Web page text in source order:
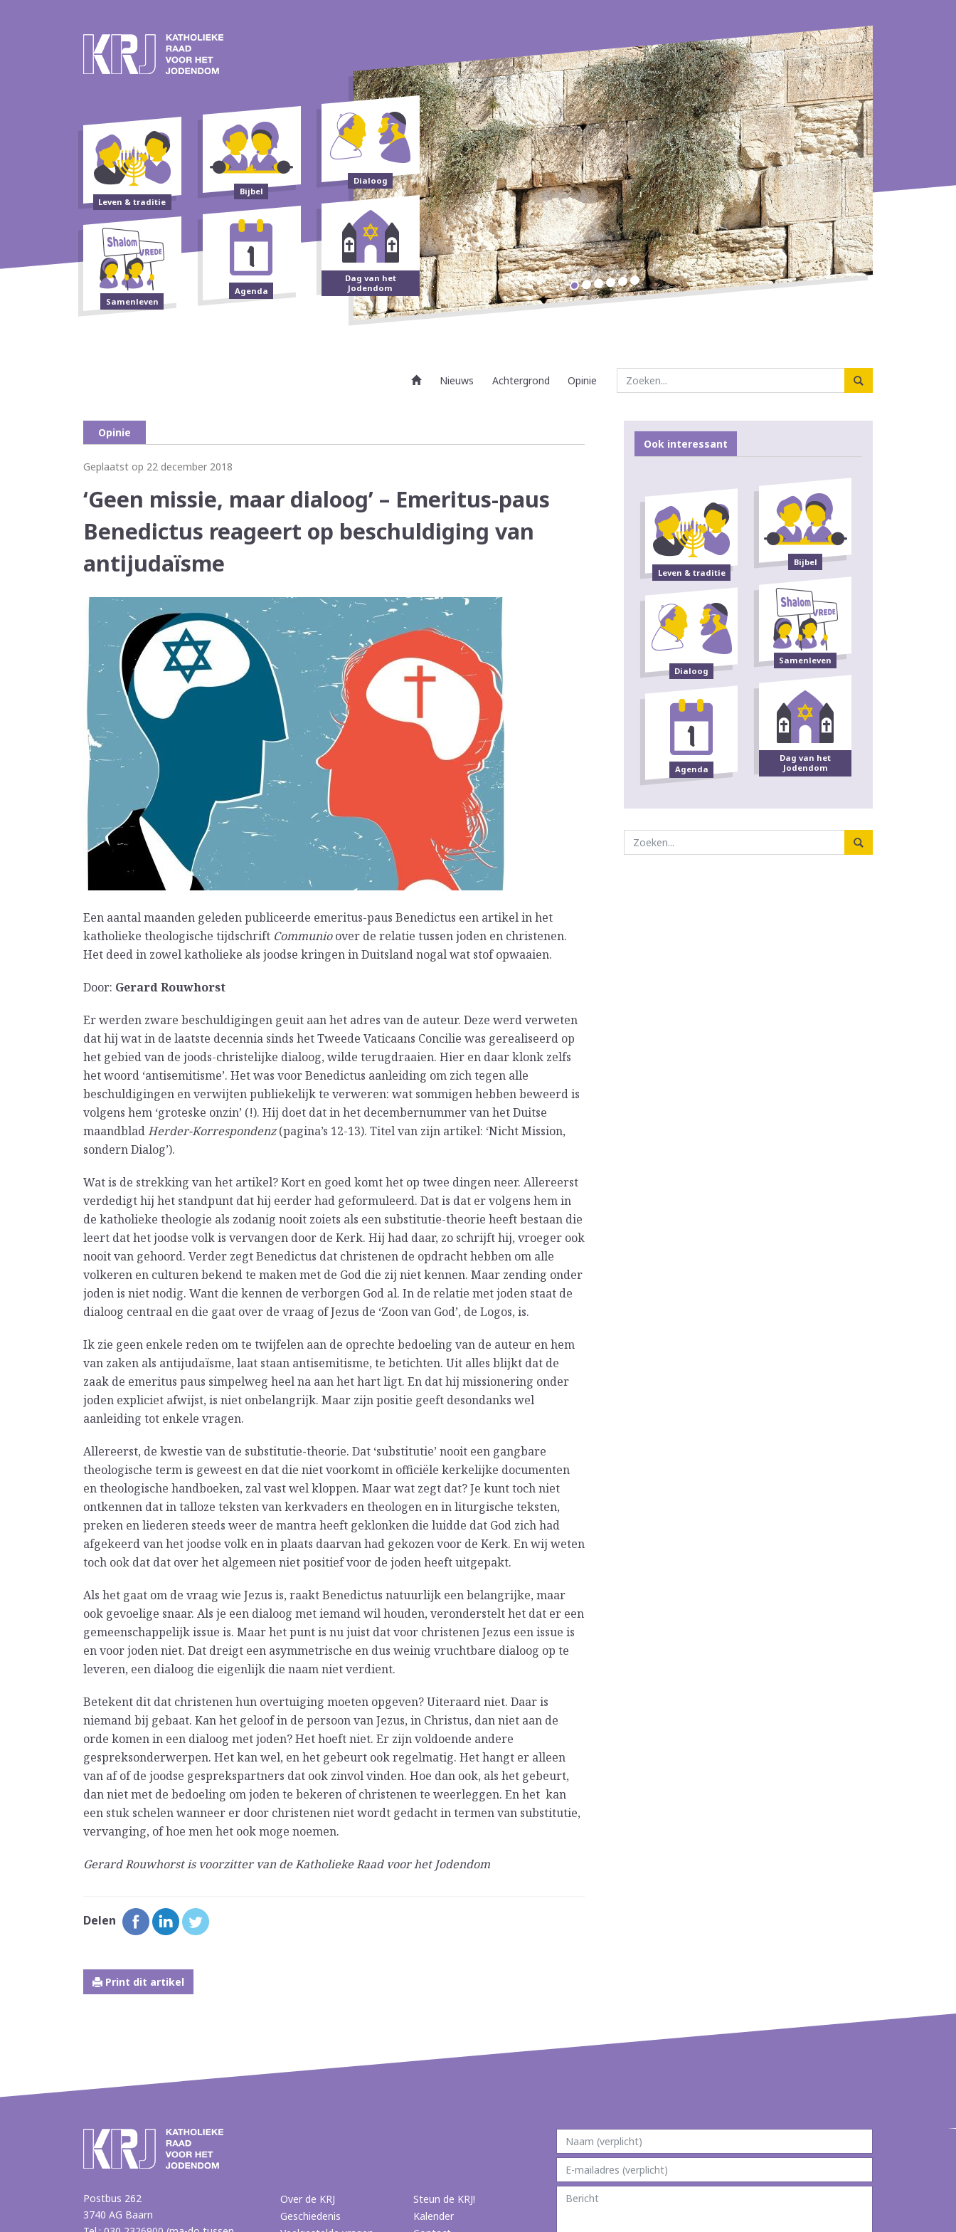
Leven & traditie
Bijbel
Dialoog
Samenleven
Agenda
Dag van het
Jodendom
Nieuws Achtergrond Opinie
Opinie
Geplaatst op 22 december 2018
‘Geen missie, maar dialoog’ – Emeritus-paus
Benedictus reageert op beschuldiging van
antijudaïsme
Een aantal maanden geleden publiceerde emeritus-paus Benedictus een artikel in het
katholieke theologische tijdschrift Communioover de relatie tussen joden en christenen.
Het deed in zowel katholieke als joodse kringen in Duitsland nogal wat stof opwaaien.
Door: Gerard Rouwhorst
Er werden zware beschuldigingen geuit aan het adres van de auteur. Deze werd verweten
dat hij wat in de laatste decennia sinds het Tweede Vaticaans Concilie was gerealiseerd op
het gebied van de joods-christelijke dialoog, wilde terugdraaien. Hier en daar klonk zelfs
het woord ‘antisemitisme’. Het was voor Benedictus aanleiding om zich tegen alle
beschuldigingen en verwijten publiekelijk te verweren: wat sommigen hebben beweerd is
volgens hem ‘groteske onzin’ (!). Hij doet dat in het decembernummer van het Duitse
maandbladHerder-Korrespondenz(pagina’s 12-13). Titel van zijn artikel: ‘Nicht Mission,
sondern Dialog’).
Wat is de strekking van het artikel? Kort en goed komt het op twee dingen neer. Allereerst
verdedigt hij het standpunt dat hij eerder had geformuleerd. Dat is dat er volgens hem in
de katholieke theologie als zodanig nooit zoiets als een substitutie-theorie heeft bestaan die
leert dat het joodse volk is vervangen door de Kerk. Hij had daar, zo schrijft hij, vroeger ook
nooit van gehoord. Verder zegt Benedictus dat christenen de opdracht hebben om alle
volkeren en culturen bekend te maken met de God die zij niet kennen. Maar zending onder
joden is niet nodig. Want die kennen de verborgen God al. In de relatie met joden staat de
dialoog centraal en die gaat over de vraag of Jezus de ‘Zoon van God’, de Logos, is.
Ik zie geen enkele reden om te twijfelen aan de oprechte bedoeling van de auteur en hem
van zaken als antijudaïsme, laat staan antisemitisme, te betichten. Uit alles blijkt dat de
zaak de emeritus paus simpelweg heel na aan het hart ligt. En dat hij missionering onder
joden expliciet afwijst, is niet onbelangrijk. Maar zijn positie geeft desondanks wel
aanleiding tot enkele vragen.
Allereerst, de kwestie van de substitutie-theorie. Dat ‘substitutie’ nooit een gangbare
theologische term is geweest en dat die niet voorkomt in officiële kerkelijke documenten
en theologische handboeken, zal vast wel kloppen. Maar wat zegt dat? Je kunt toch niet
ontkennen dat in talloze teksten van kerkvaders en theologen en in liturgische teksten,
preken en liederen steeds weer de mantra heeft geklonken die luidde dat God zich had
afgekeerd van het joodse volk en in plaats daarvan had gekozen voor de Kerk. En wij weten
toch ook dat dat over het algemeen niet positief voor de joden heeft uitgepakt.
Als het gaat om de vraag wie Jezus is, raakt Benedictus natuurlijk een belangrijke, maar
ook gevoelige snaar. Als je een dialoog met iemand wil houden, veronderstelt het dat er een
gemeenschappelijk issue is. Maar het punt is nu juist dat voor christenen Jezus een issue is
en voor joden niet. Dat dreigt een asymmetrische en dus weinig vruchtbare dialoog op te
leveren, een dialoog die eigenlijk die naam niet verdient.
Betekent dit dat christenen hun overtuiging moeten opgeven? Uiteraard niet. Daar is
niemand bij gebaat. Kan het geloof in de persoon van Jezus, in Christus, dan niet aan de
orde komen in een dialoog met joden? Het hoeft niet. Er zijn voldoende andere
gespreksonderwerpen. Het kan wel, en het gebeurt ook regelmatig. Het hangt er alleen
van af of de joodse gesprekspartners dat ook zinvol vinden. Hoe dan ook, als het gebeurt,
dan niet met de bedoeling om joden te bekeren of christenen te weerleggen. En het kan
een stuk schelen wanneer er door christenen niet wordt gedacht in termen van substitutie,
vervanging, of hoe men het ook moge noemen.
Gerard Rouwhorst is voorzitter van de Katholieke Raad voor het Jodendom
Delen
Print dit artikel
Ook interessant
Leven & traditie
Bijbel
Dialoog
Samenleven
Agenda
Dag van het
Jodendom
Postbus 262
3740 AG Baarn
Over de KRJ
Geschiedenis
Steun de KRJ!
Kalender